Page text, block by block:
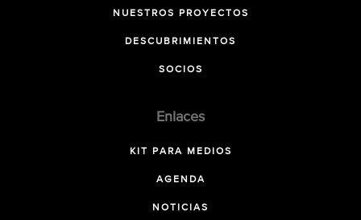
NUESTROS PROYECTOS
DESCUBRIMIENTOS
SOCIOS
Enlaces
KIT PARA MEDIOS
AGENDA
NOTICIAS